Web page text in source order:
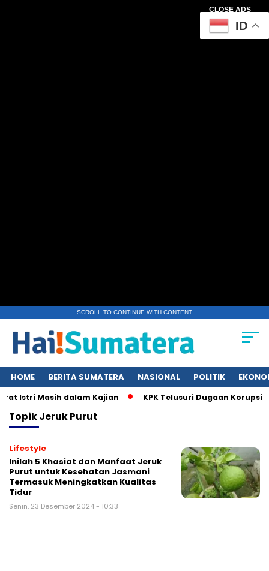
CLOSE ADS
SCROLL TO CONTINUE WITH CONTENT
HOME BERITA SUMATERA NASIONAL POLITIK
Istri Masih dalam Kajian KPK Telusuri Dugaan Korupsi
TopikJeruk Purut
Lifestyle
Inilah 5 Khasiat dan Manfaat Jeruk
Purut untuk Kesehatan Jasmani
Termasuk Meningkatkan Kualitas
Tidur
Senin, 23 Desember 2024 - 10:33
ID